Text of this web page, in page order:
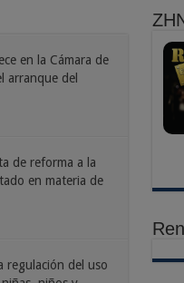
en la Cámara de
arranque del
de reforma a la
en materia de
regulación del uso